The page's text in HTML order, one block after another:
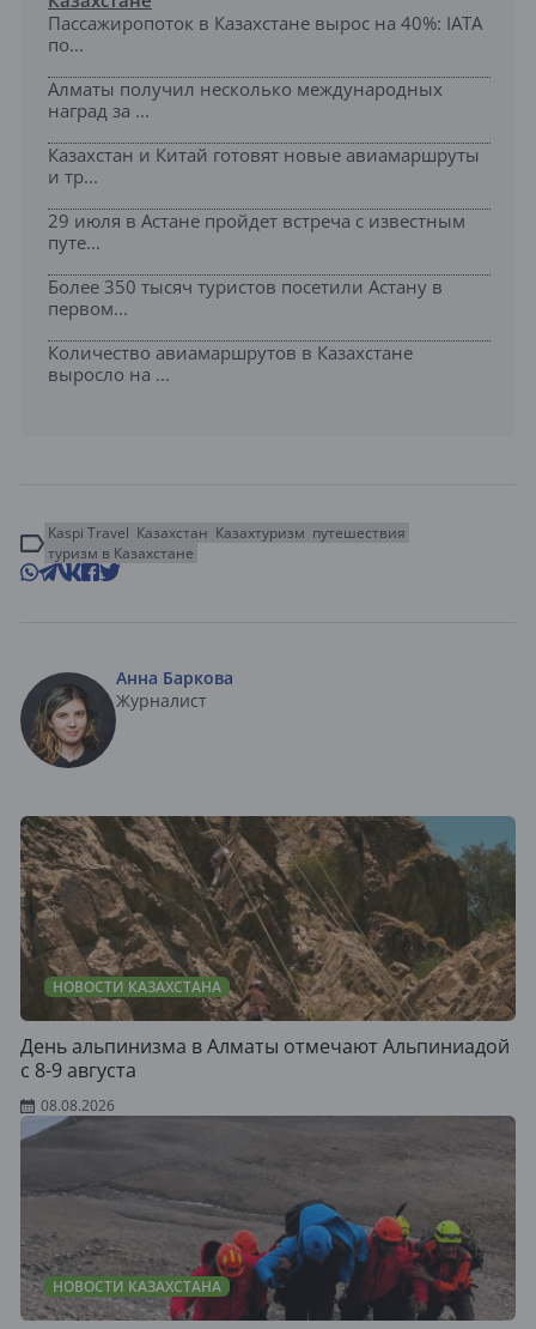
Пассажиропоток в Казахстане вырос на 40%: IATA
по...
Алматы получил несколько международных
наград за ...
Казахстан и Китай готовят новые авиамаршруты
и тр...
29 июля в Астане пройдет встреча с известным
путе...
Более 350 тысяч туристов посетили Астану в
первом...
Количество авиамаршрутов в Казахстане
выросло на ...
Kaspi Travel Казахстан Казахтуризм путешествия
туризм в Казахстане
Анна Баркова
Журналист
НОВОСТИ КАЗАХСТАНА
День альпинизма в Алматы отмечают Альпиниадой
с 8-9 августа
08.08.2026
НОВОСТИ КАЗАХСТАНА